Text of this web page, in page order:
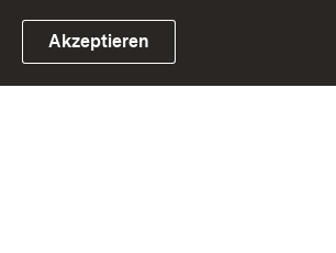
Link zum Landesportal
Akzeptieren